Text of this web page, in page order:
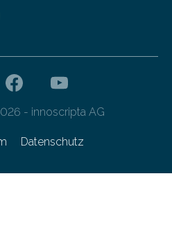
- innoscripta AG
Datenschutz